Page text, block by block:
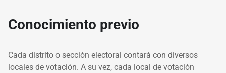
Conocimiento previo
Cada distrito o sección electoral contará con diversos
locales de votación. A su vez, cada local de votación